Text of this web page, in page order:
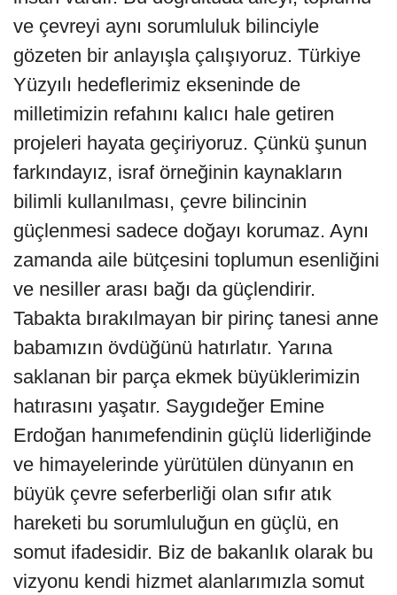
ve çevreyi aynı sorumluluk bilinciyle
gözeten bir anlayışla çalışıyoruz. Türkiye
Yüzyılı hedeflerimiz ekseninde de
milletimizin refahını kalıcı hale getiren
projeleri hayata geçiriyoruz. Çünkü şunun
farkındayız, israf örneğinin kaynakların
bilimli kullanılması, çevre bilincinin
güçlenmesi sadece doğayı korumaz. Aynı
zamanda aile bütçesini toplumun esenliğini
ve nesiller arası bağı da güçlendirir.
Tabakta bırakılmayan bir pirinç tanesi anne
babamızın övdüğünü hatırlatır. Yarına
saklanan bir parça ekmek büyüklerimizin
hatırasını yaşatır. Saygıdeğer Emine
Erdoğan hanımefendinin güçlü liderliğinde
ve himayelerinde yürütülen dünyanın en
büyük çevre seferberliği olan sıfır atık
hareketi bu sorumluluğun en güçlü, en
somut ifadesidir. Biz de bakanlık olarak bu
vizyonu kendi hizmet alanlarımızla somut